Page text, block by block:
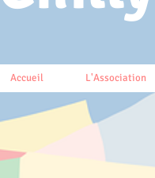
Accueil L'Association